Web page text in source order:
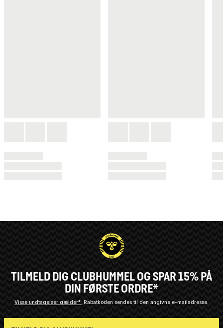
TILMELD DIG CLUBHUMMEL OG SPAR 15% PÅ
DIN FØRSTE ORDRE*
Visse undtagelser gælder* Rabatkoden sendes til den angivne e-mailadresse.